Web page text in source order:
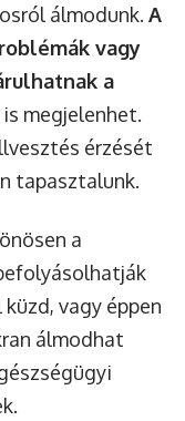
álmodunk. A
vagy
a
megjelenhet.
érzését
tapasztalunk.
a
vagy éppen
álmodhat